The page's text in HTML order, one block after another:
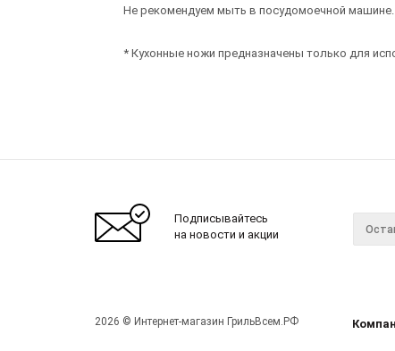
Не рекомендуем мыть в посудомоечной машине.
* Кухонные ножи предназначены только для
Подписывайтесь
на новости и акции
2026 © Интернет-магазин ГрильВсем.РФ